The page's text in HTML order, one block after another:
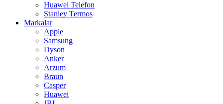
Huawei Telefon
Stanley Termos
Markalar
Apple
Samsung
Dyson
Anker
Arzum
Braun
Casper
Huawei